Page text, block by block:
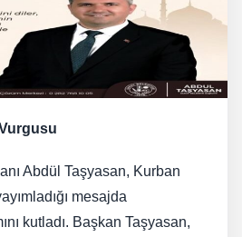
Abdül Taşyasan, Kurban
mesajda
kutladı. Başkan Taşyasan,